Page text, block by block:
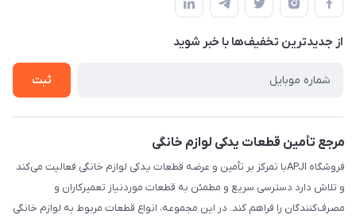
لیست محصولات
درباره ما
حریم خصوصی
راهنما
از جدید‌ترین تخفیف‌ها با‌ خبر شوید
ثبت
مرجع تأمین قطعات یدکی لوازم خانگی
فروشگاه APJIبا تمرکز بر تأمین و عرضه قطعات یدکی لوازم خانگی فعالیت می‌کند
و تلاش دارد دسترسی سریع و مطمئن به قطعات موردنیاز تعمیرکاران و
مصرف‌کنندگان را فراهم کند. در این مجموعه، انواع قطعات مربوط به لوازم خانگی